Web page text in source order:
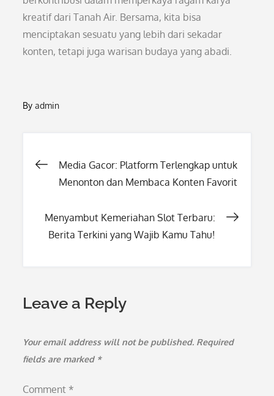
kreatif dari Tanah Air. Bersama, kita bisa
menciptakan sesuatu yang lebih dari sekadar
konten, tetapi juga warisan budaya yang abadi.
Byadmin
PostMedia Gacor: Platform Terlengkap untuk
Menonton dan Membaca Konten Favorit
Menyambut Kemeriahan Slot Terbaru:
Berita Terkini yang Wajib Kamu Tahu!
Leave a Reply
Your email address will not be published. Required
fields are marked *
Comment *